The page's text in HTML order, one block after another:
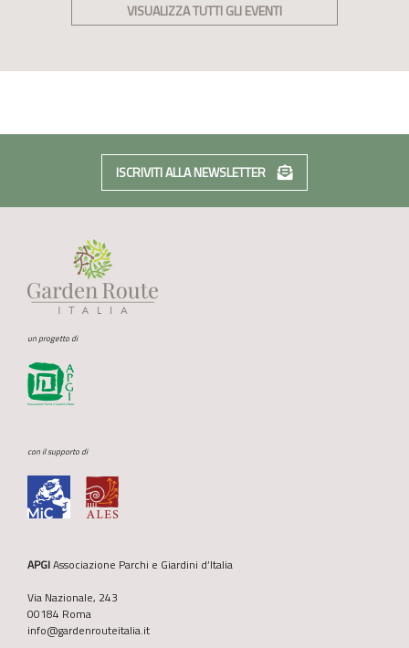
VISUALIZZA TUTTI GLI EVENTI
ISCRIVITI ALLA NEWSLETTER
un progetto di
con il supporto di
APGIAssociazione Parchi e Giardini d’Italia
Via Nazionale, 243
00184 Roma
info@gardenrouteitalia.it